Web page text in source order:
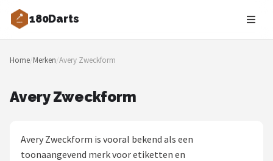
180Darts
Zoeken
NAVIGATIE
Blog
Home/Merken/Avery Zweckform
Avery Zweckform
Avery Zweckform is vooral bekend als een
toonaangevend merk voor etiketten en